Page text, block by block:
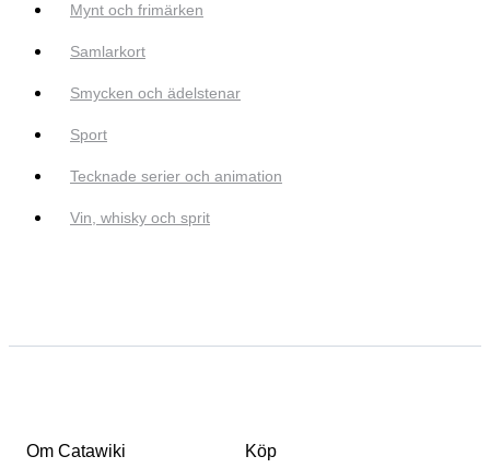
Mynt och frimärken
Samlarkort
Smycken och ädelstenar
Sport
Tecknade serier och animation
Vin, whisky och sprit
Om Catawiki Köp